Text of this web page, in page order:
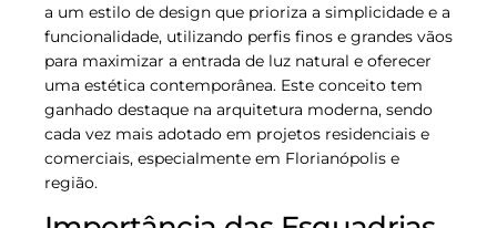
a um estilo de design que prioriza a simplicidade e a
funcionalidade, utilizando perfis finos e grandes vãos
para maximizar a entrada de luz natural e oferecer
uma estética contemporânea. Este conceito tem
ganhado destaque na arquitetura moderna, sendo
cada vez mais adotado em projetos residenciais e
comerciais, especialmente em Florianópolis e
região.